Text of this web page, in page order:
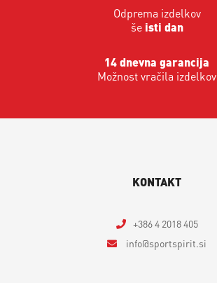
Odprema izdelkov
še isti dan
14 dnevna garancija
Možnost vračila izdelkov
KONTAKT
+386 4 2018 405
info
sportspirit.si